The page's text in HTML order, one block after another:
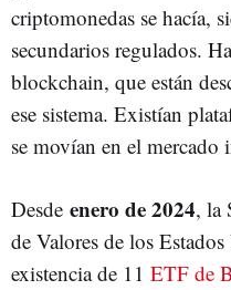
criptomonedas se hacía,
secundarios regulados.
blockchain, que están
ese sistema. Existían
se movían en el mercado
Desde enero de 2024, la
de Valores de los
existencia de 11 ETF de